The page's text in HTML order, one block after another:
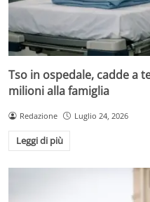
Tso in ospedale, cadde a
milioni alla famiglia
Redazione Luglio 24, 2026
Leggi di più